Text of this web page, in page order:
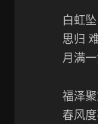
白虹
思归
月满
福泽
春风